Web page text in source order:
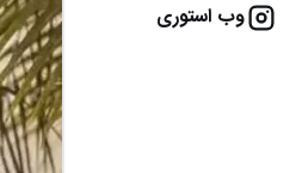
وب استوری